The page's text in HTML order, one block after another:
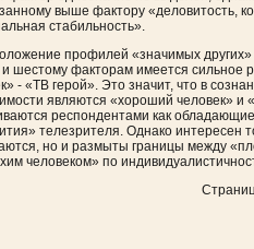
выше фактору «деловитость,
стабильность».
профилей «значимых
и шестому факторам имеется сильное
- «ТВ герой». Это значит, что в
являются «хороший человек»
респондентами как
телезрителя. Однако интересен
но и размыты границы между
человеком» по